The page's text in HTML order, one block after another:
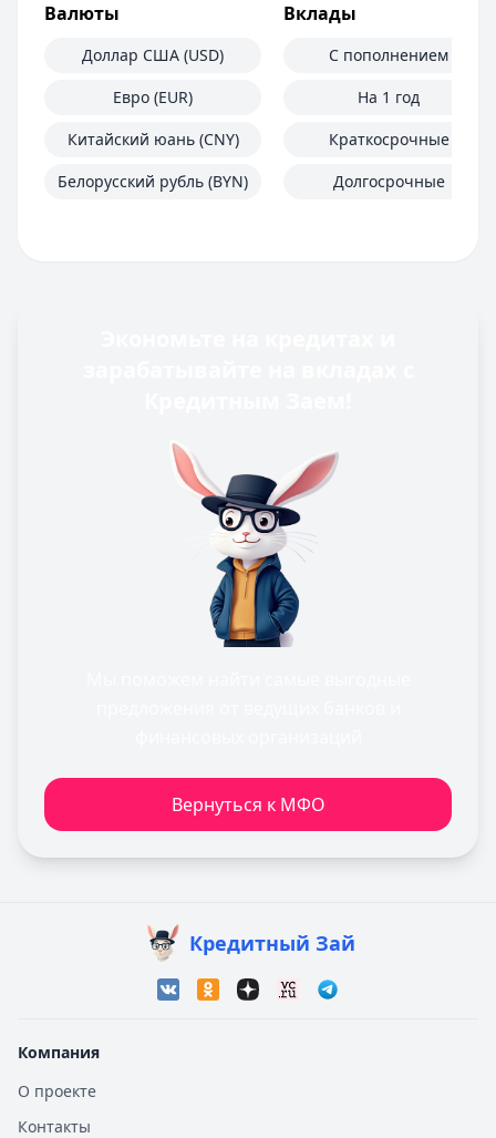
Валюты
Доллар США (USD)
Евро (EUR)
Китайский юань (CNY)
Белорусский рубль (BYN)
Вклады
С пополнением
На 1 год
Краткосрочные
Долгосрочные
Вернуться к МФО
Кредитный Зай
Компания
О проекте
Контакты